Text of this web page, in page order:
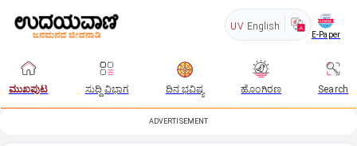
UV English
E-Paper
ಮುಖಪುಟ ಸುದ್ದಿ ವಿಭಾಗ ದಿನ ಭವಿಷ್ಯ ಹೊಂಗಿರಣ Search
ADVERTISEMENT